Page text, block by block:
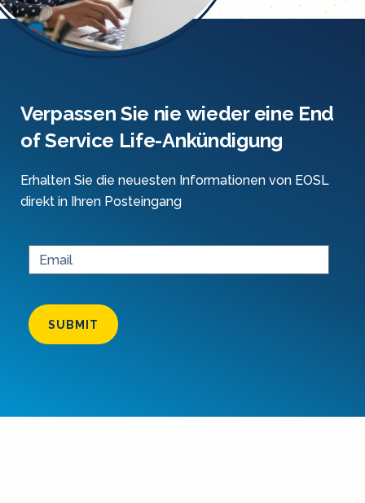
Verpassen Sie nie wieder eine End
of Service Life-Ankündigung
Erhalten Sie die neuesten Informationen von EOSL
direkt in Ihren Posteingang
SUBMIT